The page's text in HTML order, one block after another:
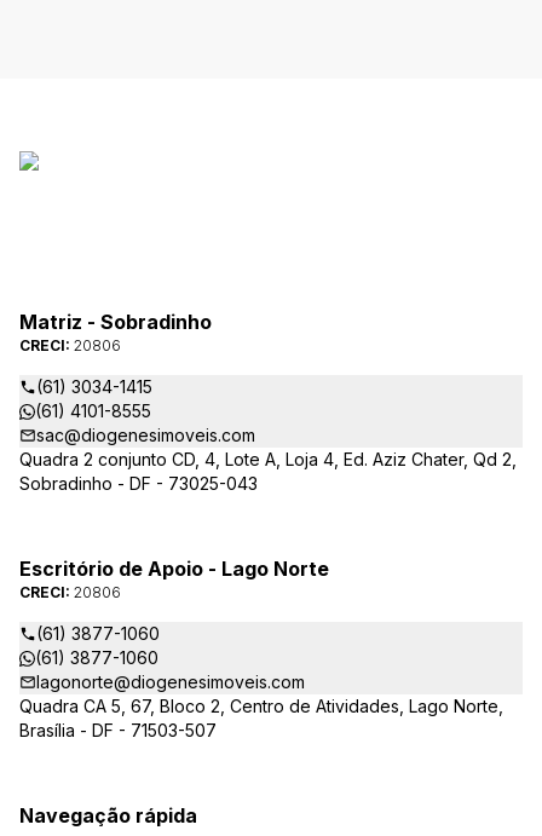
Matriz - Sobradinho
CRECI: 20806
(61) 3034-1415
(61) 4101-8555
sac@diogenesimoveis.com
Quadra 2 conjunto CD, 4, Lote A, Loja 4, Ed. Aziz Chater, Qd 2,
Sobradinho - DF - 73025-043
Escritório de Apoio - Lago Norte
CRECI: 20806
(61) 3877-1060
(61) 3877-1060
lagonorte@diogenesimoveis.com
Quadra CA 5, 67, Bloco 2, Centro de Atividades, Lago Norte,
Brasília - DF - 71503-507
Navegação rápida